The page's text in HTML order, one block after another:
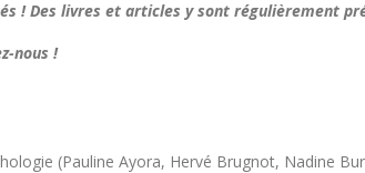
! Des livres et articles y sont régulièrement
nous !
(Pauline Ayora, Hervé Brugnot, Nadine